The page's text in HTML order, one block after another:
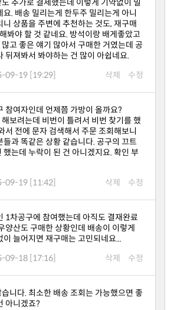
뒤져봐서 봐야하는 건 많이 아쉽네요.
09-19 [19:29] 삭제 수정
참여자인데 언제쯤 가방이 올까요?
09-19 [11:42] 삭제 수정
이 늘어지면 재구매는 고민되네요...
09-18 [17:16] 삭제 수정
아니겠죠?